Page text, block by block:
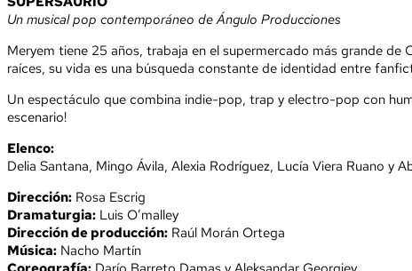
Un musical pop contemporáneo de Ángulo Producciones
Meryem tiene 25 años, trabaja en el supermercado más grande
raíces, su vida es una búsqueda constante de identidad entre
Un espectáculo que combina indie-pop, trap y electro-pop con
escenario!
Elenco:
Delia Santana, Mingo Ávila, Alexia Rodríguez, Lucía Viera Ruano y
Dirección: Rosa Escrig
Dramaturgia: Luis O’malley
Dirección de producción: Raúl Morán Ortega
Música: Nacho Martín